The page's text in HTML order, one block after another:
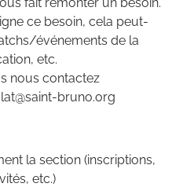
ce besoin, cela peut-
événements de la
etc.
nous contactez
bruno.org
la section (inscriptions,
etc.)